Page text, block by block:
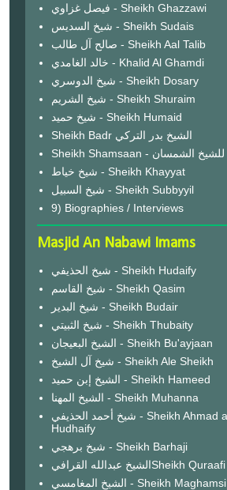
فيصل غزاوي - Sheikh Ghazzawi
شيخ السديس - Sheikh Sudais
صالح آل طالب - Sheikh Aal Talib
خالد الغامدي - Khalid Al Ghamdi
شيخ الدوسري - Sheikh Dosary
شيخ الشريم - Sheikh Shuraim
شيخ حميد - Sheikh Humaid
Sheikh Badr الشيخ بدر التركي
Sheikh Shamsaan - للشيخ الشمسان
شيخ خياط - Sheikh Khayyat
شيخ السبيل - Sheikh Subbyyil
9) Biographies / Interviews
Masjid An Nabawi Imams
شيخ الحذيفي - Sheikh Hudaify
شيخ القاسم - Sheikh Qasim
شيخ البدير - Sheikh Budair
شيخ الثبيتي - Sheikh Thubaity
الشيخ البعيجان - Sheikh Bu'ayjaan
شيخ آل الشيخ - Sheikh Ale Sheikh
الشيخ إبن حميد - Sheikh Hameed
الشيخ المهنا - Sheikh Muhanna
شيخ أحمد الحذيفي - Sheikh Ahmad al
Hudhaify
شيخ برهجي - Sheikh Barhaji
الشيخ عبدالله القرافيSheikh Quraafi
الشيخ المغامسي - Sheikh Maghamsi